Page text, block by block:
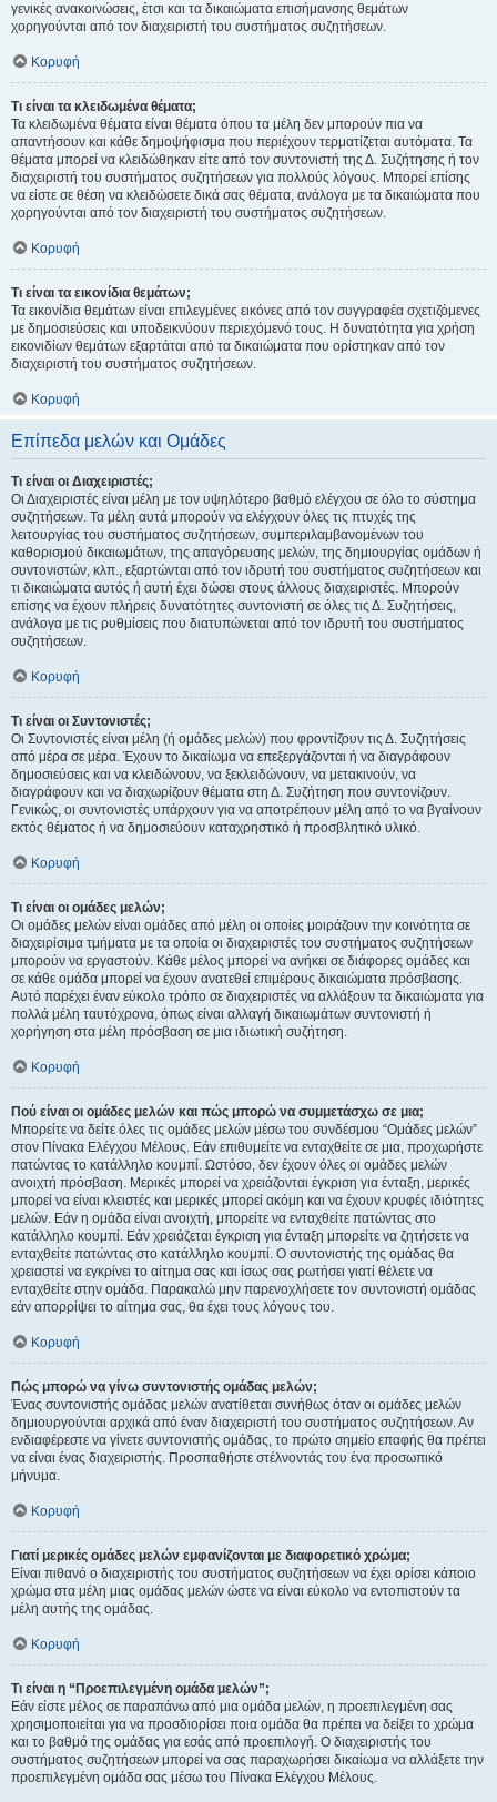
γενικές ανακοινώσεις, έτσι και τα δικαιώματα επισήμανσης θεμάτων
χορηγούνται από τον διαχειριστή του συστήματος συζητήσεων.
Κορυφή
Τι είναι τα κλειδωμένα θέματα;
Τα κλειδωμένα θέματα είναι θέματα όπου τα μέλη δεν μπορούν πια να
απαντήσουν και κάθε δημοψήφισμα που περιέχουν τερματίζεται αυτόματα. Τα
θέματα μπορεί να κλειδώθηκαν είτε από τον συντονιστή της Δ. Συζήτησης ή τον
διαχειριστή του συστήματος συζητήσεων για πολλούς λόγους. Μπορεί επίσης
να είστε σε θέση να κλειδώσετε δικά σας θέματα, ανάλογα με τα δικαιώματα που
χορηγούνται από τον διαχειριστή του συστήματος συζητήσεων.
Κορυφή
Τι είναι τα εικονίδια θεμάτων;
Τα εικονίδια θεμάτων είναι επιλεγμένες εικόνες από τον συγγραφέα σχετιζόμενες
με δημοσιεύσεις και υποδεικνύουν περιεχόμενό τους. Η δυνατότητα για χρήση
εικονιδίων θεμάτων εξαρτάται από τα δικαιώματα που ορίστηκαν από τον
διαχειριστή του συστήματος συζητήσεων.
Κορυφή
Επίπεδα μελών και Ομάδες
Τι είναι οι Διαχειριστές;
Οι Διαχειριστές είναι μέλη με τον υψηλότερο βαθμό ελέγχου σε όλο το σύστημα
συζητήσεων. Τα μέλη αυτά μπορούν να ελέγχουν όλες τις πτυχές της
λειτουργίας του συστήματος συζητήσεων, συμπεριλαμβανομένων του
καθορισμού δικαιωμάτων, της απαγόρευσης μελών, της δημιουργίας ομάδων ή
συντονιστών, κλπ., εξαρτώνται από τον ιδρυτή του συστήματος συζητήσεων και
τι δικαιώματα αυτός ή αυτή έχει δώσει στους άλλους διαχειριστές. Μπορούν
επίσης να έχουν πλήρεις δυνατότητες συντονιστή σε όλες τις Δ. Συζητήσεις,
ανάλογα με τις ρυθμίσεις που διατυπώνεται από τον ιδρυτή του συστήματος
συζητήσεων.
Κορυφή
Τι είναι οι Συντονιστές;
Οι Συντονιστές είναι μέλη (ή ομάδες μελών) που φροντίζουν τις Δ. Συζητήσεις
από μέρα σε μέρα. Έχουν το δικαίωμα να επεξεργάζονται ή να διαγράφουν
δημοσιεύσεις και να κλειδώνουν, να ξεκλειδώνουν, να μετακινούν, να
διαγράφουν και να διαχωρίζουν θέματα στη Δ. Συζήτηση που συντονίζουν.
Γενικώς, οι συντονιστές υπάρχουν για να αποτρέπουν μέλη από το να βγαίνουν
εκτός θέματος ή να δημοσιεύουν καταχρηστικό ή προσβλητικό υλικό.
Κορυφή
Τι είναι οι ομάδες μελών;
Οι ομάδες μελών είναι ομάδες από μέλη οι οποίες μοιράζουν την κοινότητα σε
διαχειρίσιμα τμήματα με τα οποία οι διαχειριστές του συστήματος συζητήσεων
μπορούν να εργαστούν. Κάθε μέλος μπορεί να ανήκει σε διάφορες ομάδες και
σε κάθε ομάδα μπορεί να έχουν ανατεθεί επιμέρους δικαιώματα πρόσβασης.
Αυτό παρέχει έναν εύκολο τρόπο σε διαχειριστές να αλλάξουν τα δικαιώματα για
πολλά μέλη ταυτόχρονα, όπως είναι αλλαγή δικαιωμάτων συντονιστή ή
χορήγηση στα μέλη πρόσβαση σε μια ιδιωτική συζήτηση.
Κορυφή
Πού είναι οι ομάδες μελών και πώς μπορώ να συμμετάσχω σε μια;
Μπορείτε να δείτε όλες τις ομάδες μελών μέσω του συνδέσμου “Ομάδες μελών”
στον Πίνακα Ελέγχου Μέλους. Εάν επιθυμείτε να ενταχθείτε σε μια, προχωρήστε
πατώντας το κατάλληλο κουμπί. Ωστόσο, δεν έχουν όλες οι ομάδες μελών
ανοιχτή πρόσβαση. Μερικές μπορεί να χρειάζονται έγκριση για ένταξη, μερικές
μπορεί να είναι κλειστές και μερικές μπορεί ακόμη και να έχουν κρυφές ιδιότητες
μελών. Εάν η ομάδα είναι ανοιχτή, μπορείτε να ενταχθείτε πατώντας στο
κατάλληλο κουμπί. Εάν χρειάζεται έγκριση για ένταξη μπορείτε να ζητήσετε να
ενταχθείτε πατώντας στο κατάλληλο κουμπί. Ο συντονιστής της ομάδας θα
χρειαστεί να εγκρίνει το αίτημα σας και ίσως σας ρωτήσει γιατί θέλετε να
ενταχθείτε στην ομάδα. Παρακαλώ μην παρενοχλήσετε τον συντονιστή ομάδας
εάν απορρίψει το αίτημα σας, θα έχει τους λόγους του.
Κορυφή
Πώς μπορώ να γίνω συντονιστής ομάδας μελών;
Ένας συντονιστής ομάδας μελών ανατίθεται συνήθως όταν οι ομάδες μελών
δημιουργούνται αρχικά από έναν διαχειριστή του συστήματος συζητήσεων. Αν
ενδιαφέρεστε να γίνετε συντονιστής ομάδας, το πρώτο σημείο επαφής θα πρέπει
να είναι ένας διαχειριστής. Προσπαθήστε στέλνοντάς του ένα προσωπικό
μήνυμα.
Κορυφή
Γιατί μερικές ομάδες μελών εμφανίζονται με διαφορετικό χρώμα;
Είναι πιθανό ο διαχειριστής του συστήματος συζητήσεων να έχει ορίσει κάποιο
χρώμα στα μέλη μιας ομάδας μελών ώστε να είναι εύκολο να εντοπιστούν τα
μέλη αυτής της ομάδας.
Κορυφή
Τι είναι η “Προεπιλεγμένη ομάδα μελών”;
Εάν είστε μέλος σε παραπάνω από μια ομάδα μελών, η προεπιλεγμένη σας
χρησιμοποιείται για να προσδιορίσει ποια ομάδα θα πρέπει να δείξει το χρώμα
και το βαθμό της ομάδας για εσάς από προεπιλογή. Ο διαχειριστής του
συστήματος συζητήσεων μπορεί να σας παραχωρήσει δικαίωμα να αλλάξετε την
προεπιλεγμένη ομάδα σας μέσω του Πίνακα Ελέγχου Μέλους.